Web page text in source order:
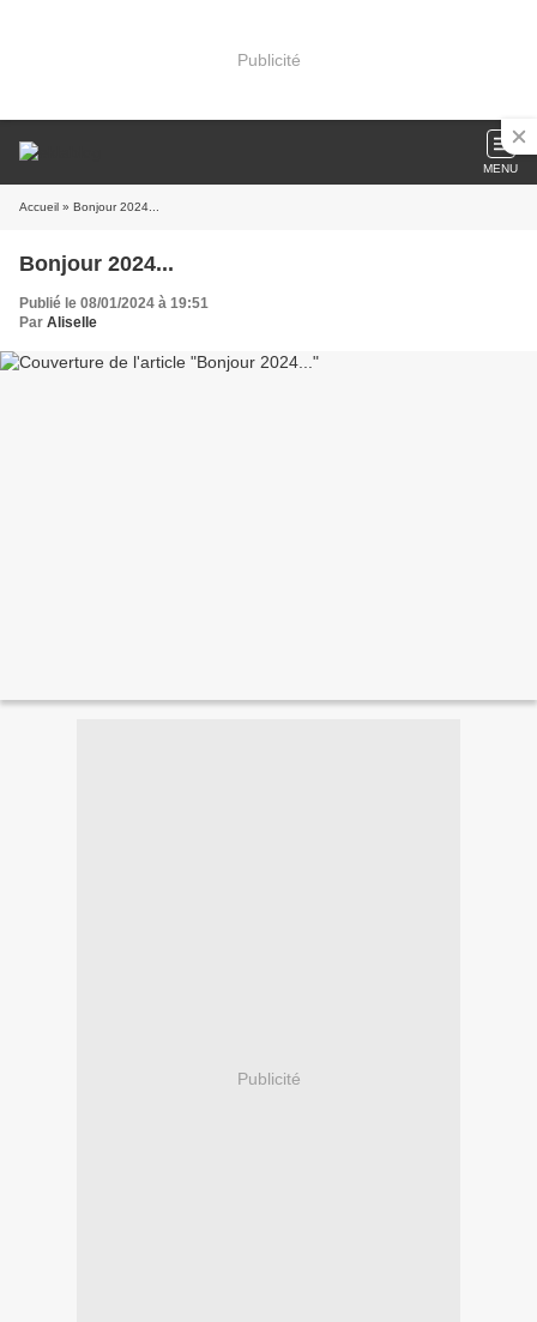
Publicité
MENU
Accueil » Bonjour 2024...
Bonjour 2024...
Publié le 08/01/2024 à 19:51
Par Aliselle
Publicité